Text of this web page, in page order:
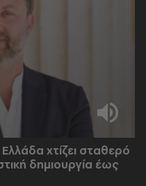
χτίζει σταθερό
δημιουργία έως